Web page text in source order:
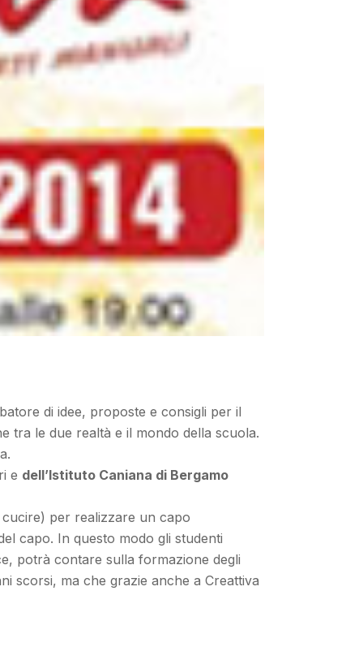
di idee, proposte e consigli per il
tra le due realtà e il mondo della scuola.
e dell’Istituto Caniana di Bergamo
per realizzare un capo
capo. In questo modo gli studenti
potrà contare sulla formazione degli
scorsi, ma che grazie anche a Creattiva